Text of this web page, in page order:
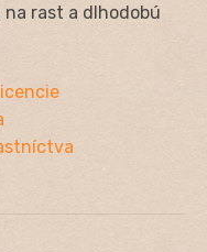
rast a dlhodobú